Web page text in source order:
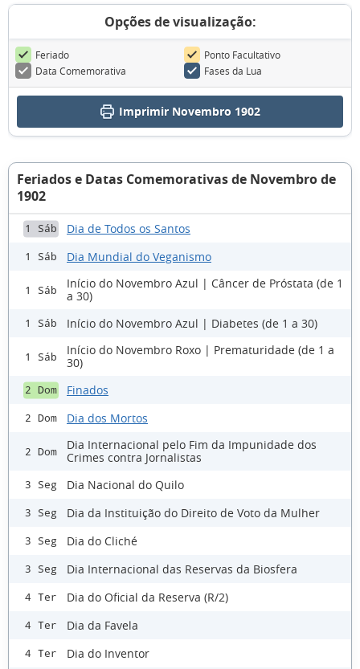
Opções de visualização:
Feriado
Ponto Facultativo
Data Comemorativa
Fases da Lua
Imprimir Novembro 1902
Feriados e Datas Comemorativas de Novembro de
1902
1 Sáb Dia de Todos os Santos
1 Sáb Dia Mundial do Veganismo
1 Sáb
Início do Novembro Azul | Câncer de Próstata (de 1
a 30)
1 Sáb Início do Novembro Azul | Diabetes (de 1 a 30)
1 Sáb
Início do Novembro Roxo | Prematuridade (de 1 a
30)
2 Dom Finados
2 Dom Dia dos Mortos
2 Dom
Dia Internacional pelo Fim da Impunidade dos
Crimes contra Jornalistas
3 Seg Dia Nacional do Quilo
3 Seg Dia da Instituição do Direito de Voto da Mulher
3 Seg Dia do Cliché
3 Seg Dia Internacional das Reservas da Biosfera
4 Ter Dia do Oficial da Reserva (R/2)
4 Ter Dia da Favela
4 Ter Dia do Inventor